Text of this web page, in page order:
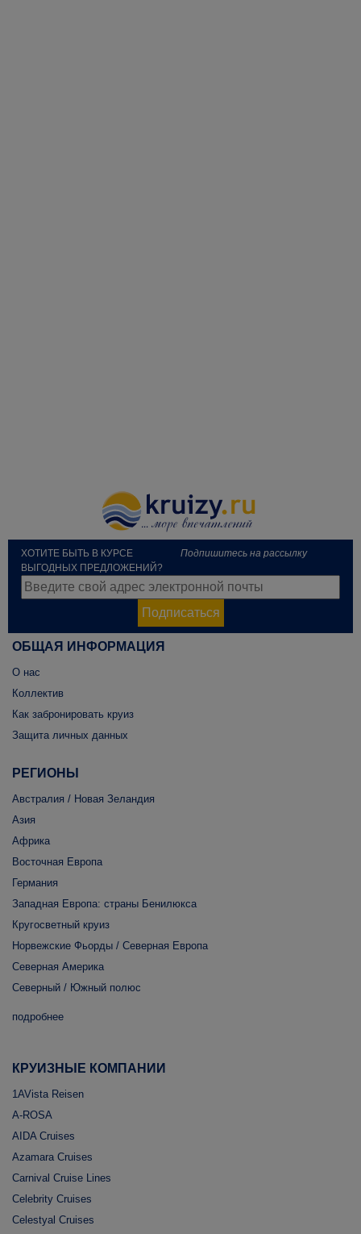
ХОТИТЕ БЫТЬ В КУРСЕ
ВЫГОДНЫХ ПРЕДЛОЖЕНИЙ?
Подпишитесь на рассылку
Подписаться
ОБЩАЯ ИНФОРМАЦИЯ
О нас
Коллектив
Как забронировать круиз
Защита личных данных
РЕГИОНЫ
Австралия / Новая Зеландия
Азия
Африка
Восточная Европа
Германия
Западная Европа: страны Бенилюкса
Кругосветный круиз
Норвежские Фьорды / Северная Европа
Северная Америка
Северный / Южный полюс
подробнее
КРУИЗНЫЕ КОМПАНИИ
1AVista Reisen
A-ROSA
AIDA Cruises
Azamara Cruises
Carnival Cruise Lines
Celebrity Cruises
Celestyal Cruises